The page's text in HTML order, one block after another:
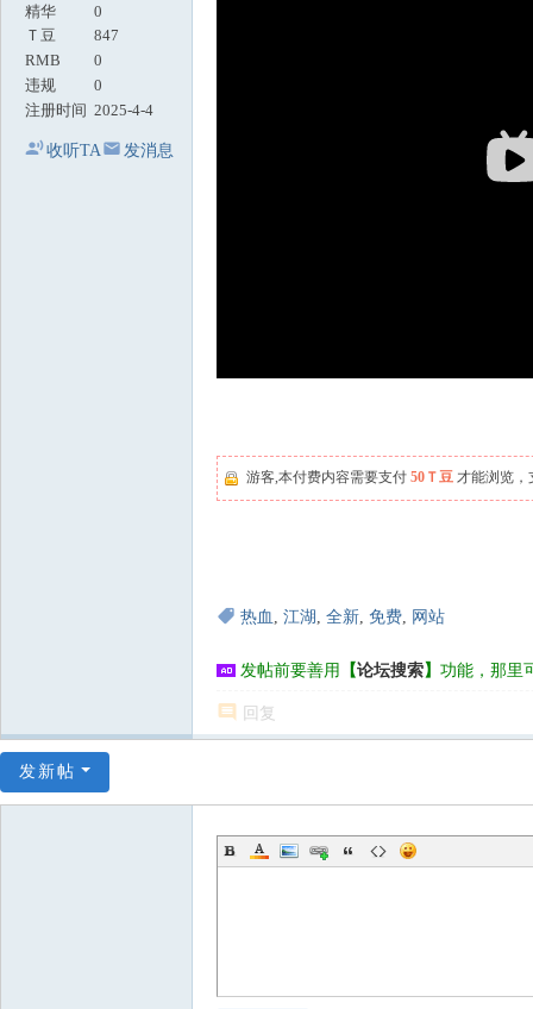
精华
0
Ｔ豆
847
RMB
0
违规
0
注册时间 2025-4-4
收听TA 发消息
游客,本付费内容需要支付 50Ｔ豆 才能浏览，
热血 , 江湖 , 全新, 免费, 网站
发帖前要善用 【论坛搜索】 功能，那里
回复
发新帖